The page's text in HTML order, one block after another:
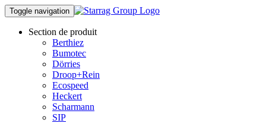
Toggle navigation
Section de produit
Berthiez
Bumotec
Dörries
Droop+Rein
Ecospeed
Heckert
Scharmann
SIP